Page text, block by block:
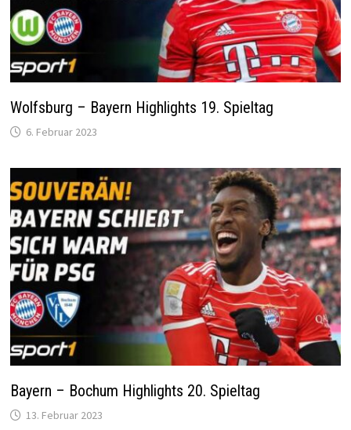
Wolfsburg – Bayern Highlights 19. Spieltag
6. Februar 2023
Bayern – Bochum Highlights 20. Spieltag
13. Februar 2023